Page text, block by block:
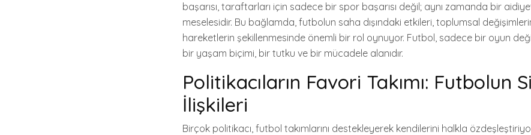
başarısı, taraftarları için sadece bir spor başarısı değil; aynı zamanda bir
meselesidir. Bu bağlamda, futbolun saha dışındaki etkileri, toplumsal
hareketlerin şekillenmesinde önemli bir rol oynuyor. Futbol, sadece bir oyun
bir yaşam biçimi, bir tutku ve bir mücadele alanıdır.
Politikacıların Favori Takımı: Futbolun
İlişkileri
Birçok politikacı, futbol takımlarını destekleyerek kendilerini halkla